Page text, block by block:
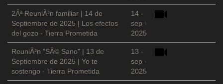
2Âª ReuniÃ³n familiar | 14 de
Septiembre de 2025 | Los efectos
del gozo - Tierra Prometida
14 -
sep -
2025
ReuniÃ³n "SÃ© Sano" | 13 de
Septiembre de 2025 | Yo te
sostengo - Tierra Prometida
13 -
sep -
2025